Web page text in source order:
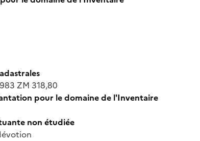
ZM 318,80
pour le domaine de l'Inventaire
non étudiée